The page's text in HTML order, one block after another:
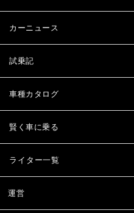
カーニュース
試乗記
車種カタログ
賢く車に乗る
ライター一覧
運営